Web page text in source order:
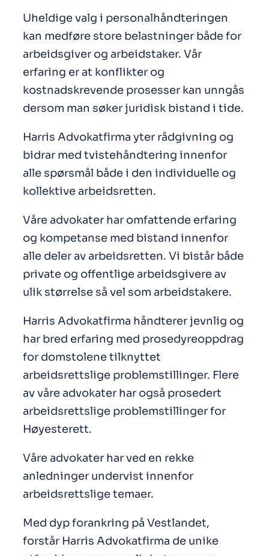
Uheldige valg i personalhåndteringen
kan medføre store belastninger både for
arbeidsgiver og arbeidstaker. Vår
erfaring er at konflikter og
kostnadskrevende prosesser kan unngås
dersom man søker juridisk bistand i tide.
Harris Advokatfirma yter rådgivning og
bidrar med tvistehåndtering innenfor
alle spørsmål både i den individuelle og
kollektive arbeidsretten.
Våre advokater har omfattende erfaring
og kompetanse med bistand innenfor
alle deler av arbeidsretten. Vi bistår både
private og offentlige arbeidsgivere av
ulik størrelse så vel som arbeidstakere.
Harris Advokatfirma håndterer jevnlig og
har bred erfaring med prosedyreoppdrag
for domstolene tilknyttet
arbeidsrettslige problemstillinger. Flere
av våre advokater har også prosedert
arbeidsrettslige problemstillinger for
Høyesterett.
Våre advokater har ved en rekke
anledninger undervist innenfor
arbeidsrettslige temaer.
Med dyp forankring på Vestlandet,
forstår Harris Advokatfirma de unike